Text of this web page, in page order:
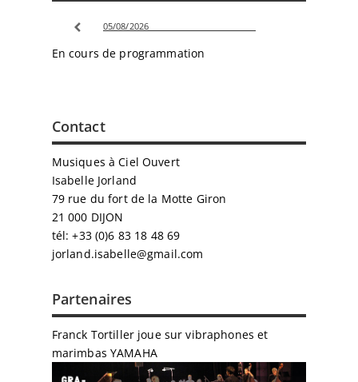
05/08/2026
En cours de programmation
Contact
Musiques à Ciel Ouvert
Isabelle Jorland
79 rue du fort de la Motte Giron
21 000 DIJON
tél: +33 (0)6 83 18 48 69
jorland.isabelle@gmail.com
Partenaires
Franck Tortiller joue sur vibraphones et
marimbasYAMAHA